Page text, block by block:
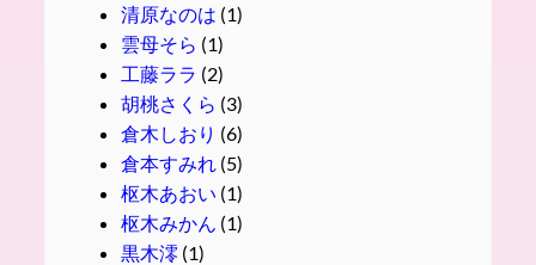
清原なのは (1)
雲母そら (1)
工藤ララ (2)
胡桃さくら (3)
倉木しおり (6)
倉本すみれ (5)
枢木あおい (1)
枢木みかん (1)
黒木澪 (1)